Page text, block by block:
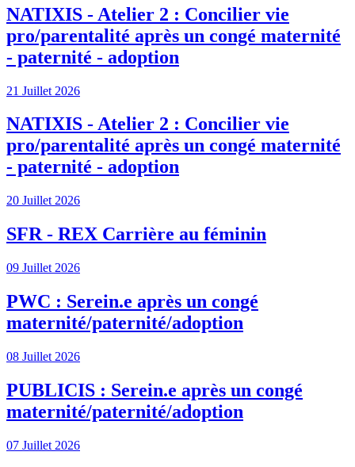
NATIXIS - Atelier 2 : Concilier vie
pro/parentalité après un congé maternité
- paternité - adoption
21 Juillet 2026
NATIXIS - Atelier 2 : Concilier vie
pro/parentalité après un congé maternité
- paternité - adoption
20 Juillet 2026
SFR - REX Carrière au féminin
09 Juillet 2026
PWC : Serein.e après un congé
maternité/paternité/adoption
08 Juillet 2026
PUBLICIS : Serein.e après un congé
maternité/paternité/adoption
07 Juillet 2026